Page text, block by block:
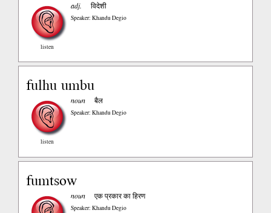
listen
adj. विदेशी
Speaker: Khandu Degio
fulhu umbu
listen
noun बैल
Speaker: Khandu Degio
fumtsow
noun एक प्रकार का हिरण
Speaker: Khandu Degio